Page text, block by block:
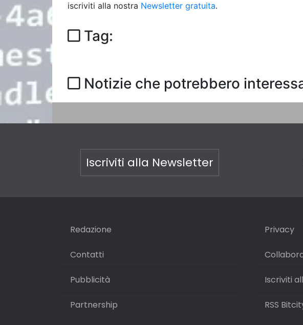
iscriviti alla nostra Newsletter gratuita.
Tag:
Notizie che potrebbero
Iscriviti alla Newsletter
Redazione
Contatti
Pubblicità
Partnership
Privacy
Iscriviti
RSS